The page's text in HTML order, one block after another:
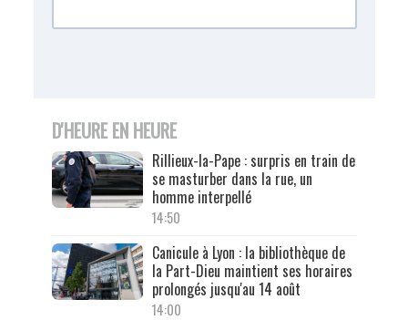
D'HEURE EN HEURE
Rillieux-la-Pape : surpris en train de
se masturber dans la rue, un
homme interpellé
14:50
Canicule à Lyon : la bibliothèque de
la Part-Dieu maintient ses horaires
prolongés jusqu'au 14 août
14:00